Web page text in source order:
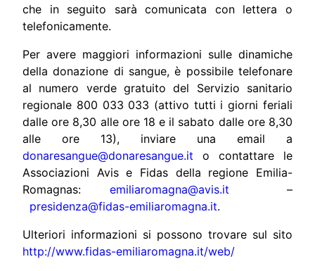
che in seguito sarà comunicata con lettera o
telefonicamente.
Per avere maggiori informazioni sulle dinamiche
della donazione di sangue, è possibile telefonare
al numero verde gratuito del Servizio sanitario
regionale 800 033 033 (attivo tutti i giorni feriali
dalle ore 8,30 alle ore 18 e il sabato dalle ore 8,30
alle ore 13), inviare una email a
donaresangue@donaresangue.it o contattare le
Associazioni Avis e Fidas della regione Emilia-
Romagnas:emiliaromagna@avis.it –
presidenza@fidas-emiliaromagna.it.
Ulteriori informazioni si possono trovare sul sito
http://www.fidas-emiliaromagna.it/web/